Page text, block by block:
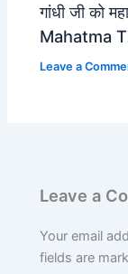
गांधी जी को
Mahatma
Leave a
Leave a
Your email
fields are